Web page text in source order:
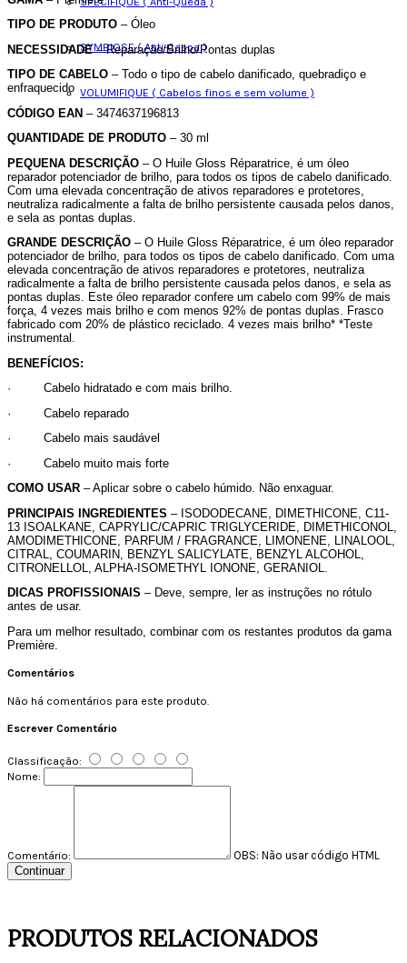
SYMBIOSE ( Anti-Caspa )
VOLUMIFIQUE ( Cabelos finos e sem volume )
TIPO DE PRODUTO – Óleo
NECESSIDADE– Reparação/Brilho/Pontas duplas
TIPO DE CABELO – Todo o tipo de cabelo danificado, quebradiço e
enfraquecido
CÓDIGO EAN – 3474637196813
QUANTIDADE DE PRODUTO – 30 ml
PEQUENA DESCRIÇÃO – O Huile Gloss Réparatrice, é um óleo
reparador potenciador de brilho, para todos os tipos de cabelo danificado.
Com uma elevada concentração de ativos reparadores e protetores,
neutraliza radicalmente a falta de brilho persistente causada pelos danos,
e sela as pontas duplas.
GRANDE DESCRIÇÃO – O Huile Gloss Réparatrice, é um óleo reparador
potenciador de brilho, para todos os tipos de cabelo danificado. Com uma
elevada concentração de ativos reparadores e protetores, neutraliza
radicalmente a falta de brilho persistente causada pelos danos, e sela as
pontas duplas. Este óleo reparador confere um cabelo com 99% de mais
força, 4 vezes mais brilho e com menos 92% de pontas duplas. Frasco
fabricado com 20% de plástico reciclado. 4 vezes mais brilho* *Teste
instrumental.
BENEFÍCIOS:
· Cabelo hidratado e com mais brilho.
· Cabelo reparado
· Cabelo mais saudável
· Cabelo muito mais forte
COMO USAR – Aplicar sobre o cabelo húmido. Não enxaguar.
PRINCIPAIS INGREDIENTES – ISODODECANE, DIMETHICONE, C11-
13 ISOALKANE, CAPRYLIC/CAPRIC TRIGLYCERIDE, DIMETHICONOL,
AMODIMETHICONE, PARFUM / FRAGRANCE, LIMONENE, LINALOOL,
CITRAL, COUMARIN, BENZYL SALICYLATE, BENZYL ALCOHOL,
CITRONELLOL, ALPHA-ISOMETHYL IONONE, GERANIOL.
DICAS PROFISSIONAIS – Deve, sempre, ler as instruções no rótulo
antes de usar.
Para um melhor resultado, combinar com os restantes produtos da gama
Première.
Comentários
Não há comentários para este produto.
Escrever Comentário
Classificação:
Nome:
Comentário: OBS: Não usar código HTML
Continuar
PRODUTOS RELACIONADOS